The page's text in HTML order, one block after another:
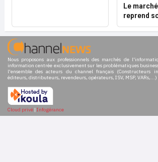
Le
reprend
Nous proposons aux professionnels des marchés de
information centrée exclusivement sur les problématiques
l'ensemble des acteurs du channel français (Constructeurs
éditeurs, distributeurs, revendeurs, opérateurs, ISV, MSP, VARs,...)
Cloud privé | Infogérance